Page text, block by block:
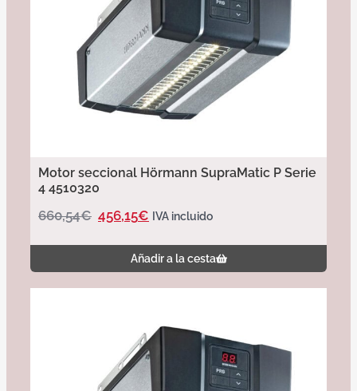
Motor seccional Hörmann SupraMatic P Serie
4 4510320
660,54€ 456,15€ IVA incluido
Añadir a la cesta